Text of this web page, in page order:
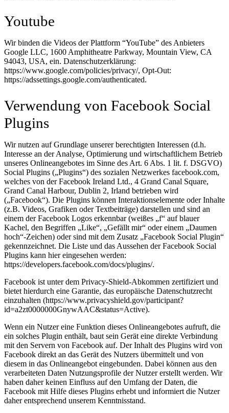
Youtube
Wir binden die Videos der Plattform “YouTube” des Anbieters
Google LLC, 1600 Amphitheatre Parkway, Mountain View, CA
94043, USA, ein. Datenschutzerklärung:
https://www.google.com/policies/privacy/, Opt-Out:
https://adssettings.google.com/authenticated.
Verwendung von Facebook Social
Plugins
Wir nutzen auf Grundlage unserer berechtigten Interessen (d.h.
Interesse an der Analyse, Optimierung und wirtschaftlichem Betrieb
unseres Onlineangebotes im Sinne des Art. 6 Abs. 1 lit. f. DSGVO)
Social Plugins („Plugins“) des sozialen Netzwerkes facebook.com,
welches von der Facebook Ireland Ltd., 4 Grand Canal Square,
Grand Canal Harbour, Dublin 2, Irland betrieben wird
(„Facebook“). Die Plugins können Interaktionselemente oder Inhalte
(z.B. Videos, Grafiken oder Textbeiträge) darstellen und sind an
einem der Facebook Logos erkennbar (weißes „f“ auf blauer
Kachel, den Begriffen „Like“, „Gefällt mir“ oder einem „Daumen
hoch“-Zeichen) oder sind mit dem Zusatz „Facebook Social Plugin“
gekennzeichnet. Die Liste und das Aussehen der Facebook Social
Plugins kann hier eingesehen werden:
https://developers.facebook.com/docs/plugins/.
Facebook ist unter dem Privacy-Shield-Abkommen zertifiziert und
bietet hierdurch eine Garantie, das europäische Datenschutzrecht
einzuhalten (https://www.privacyshield.gov/participant?
id=a2zt0000000GnywAAC&status=Active).
Wenn ein Nutzer eine Funktion dieses Onlineangebotes aufruft, die
ein solches Plugin enthält, baut sein Gerät eine direkte Verbindung
mit den Servern von Facebook auf. Der Inhalt des Plugins wird von
Facebook direkt an das Gerät des Nutzers übermittelt und von
diesem in das Onlineangebot eingebunden. Dabei können aus den
verarbeiteten Daten Nutzungsprofile der Nutzer erstellt werden. Wir
haben daher keinen Einfluss auf den Umfang der Daten, die
Facebook mit Hilfe dieses Plugins erhebt und informiert die Nutzer
daher entsprechend unserem Kenntnisstand.